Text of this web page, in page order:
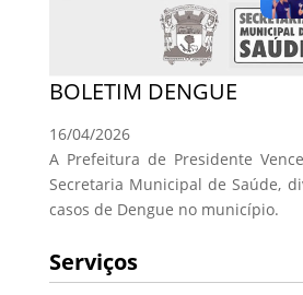
BOLETIM DENGUE
16/04/2026
A Prefeitura de Presidente
Secretaria Municipal de Saúde,
casos de Dengue no município.
Serviços